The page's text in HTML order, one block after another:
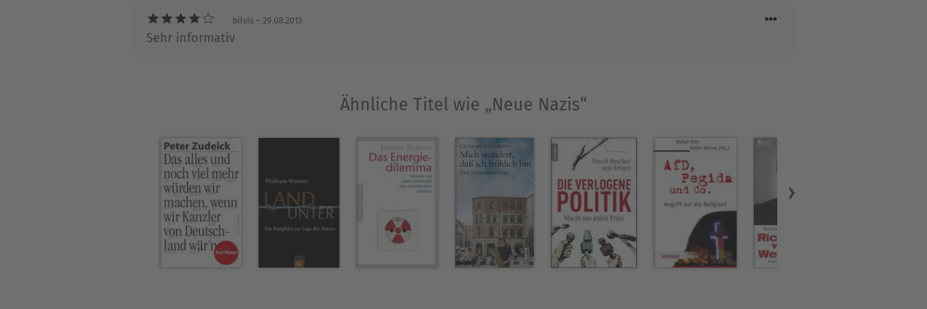
bilvis – 29.08.2013
Sehr informativ
Ähnliche Titel wie „Neue Nazis“